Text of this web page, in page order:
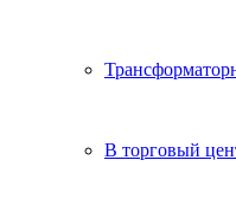
В торговый